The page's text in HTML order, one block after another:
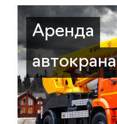
Аренда
автокрана